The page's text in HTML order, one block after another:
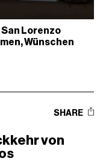
San Lorenzo
Wünschen
SHARE
von